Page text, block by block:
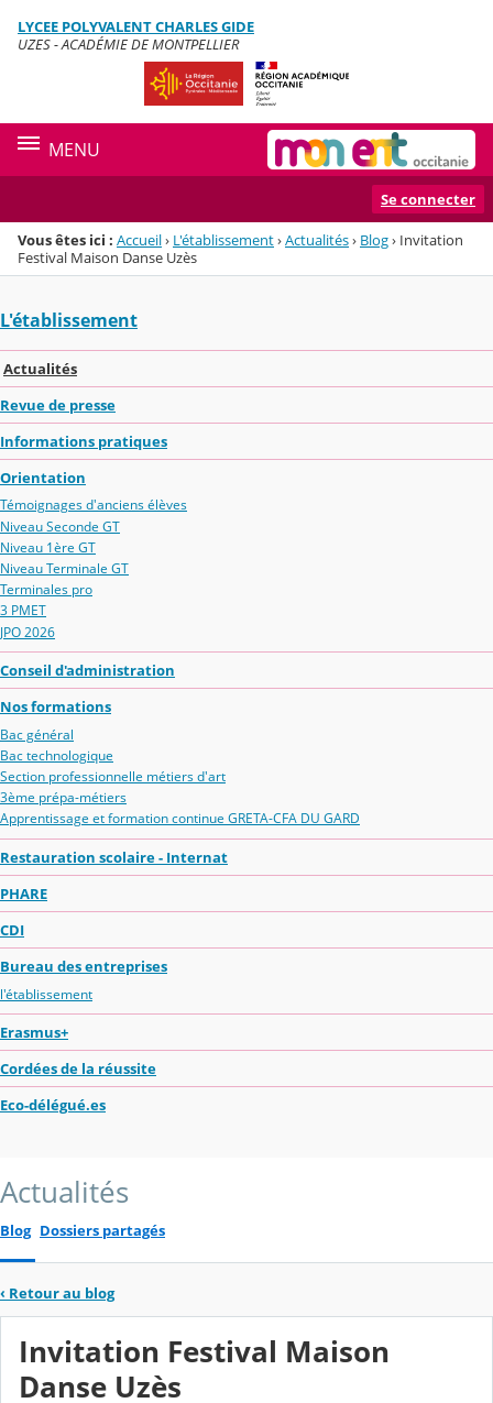
Menu de la rubrique
Contenu
LYCEE POLYVALENT CHARLES GIDE
UZES - ACADÉMIE DE MONTPELLIER
MENU
Se connecter
Vous êtes ici : Accueil› L'établissement›Actualités› Blog› Invitation
Festival Maison Danse Uzès
L'établissement
Actualités
Revue de presse
Informations pratiques
Orientation
Témoignages d'anciens élèves
Niveau Seconde GT
Niveau 1ère GT
Niveau Terminale GT
Terminales pro
3 PMET
JPO 2026
Conseil d'administration
Nos formations
Bac général
Bac technologique
Section professionnelle métiers d'art
3ème prépa-métiers
Apprentissage et formation continue GRETA-CFA DU GARD
Restauration scolaire - Internat
PHARE
CDI
Bureau des entreprises
l'établissement
Erasmus+
Cordées de la réussite
Eco-délégué.es
Actualités
Blog Dossiers partagés
‹ Retour au blog
Invitation Festival Maison
Danse Uzès